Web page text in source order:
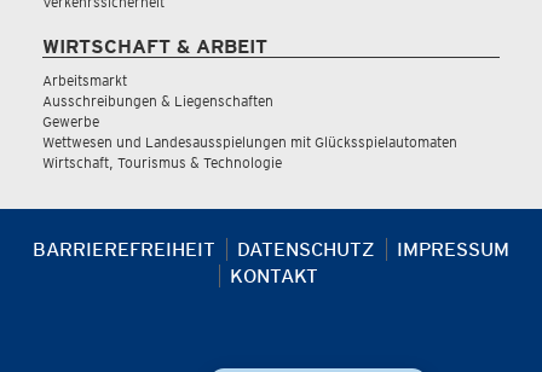
WIRTSCHAFT & ARBEIT
Arbeitsmarkt
Ausschreibungen & Liegenschaften
Gewerbe
Wettwesen und Landesausspielungen mit Glücksspielautomaten
Wirtschaft, Tourismus & Technologie
BARRIEREFREIHEIT DATENSCHUTZ
IMPRESSUM
KONTAKT